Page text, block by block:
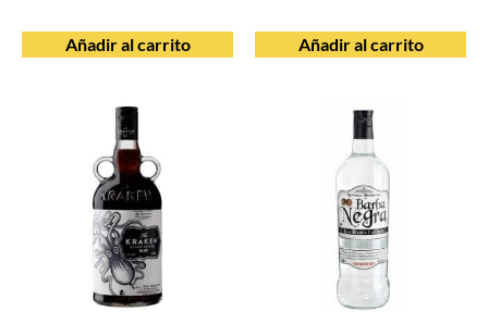
Añadir al carrito Añadir al carrito